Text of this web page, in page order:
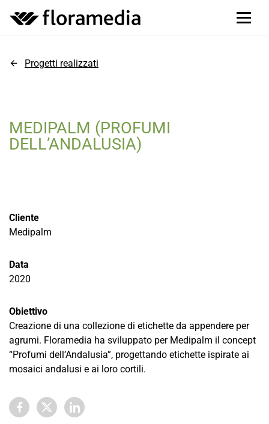
Progetti realizzati
MEDIPALM (PROFUMI
DELL’ANDALUSIA)
Cliente
Medipalm
Data
2020
Obiettivo
Creazione di una collezione di etichette da appendere per
agrumi. Floramedia ha sviluppato per Medipalm il concept
“Profumi dell’Andalusia”, progettando etichette ispirate ai
mosaici andalusi e ai loro cortili.